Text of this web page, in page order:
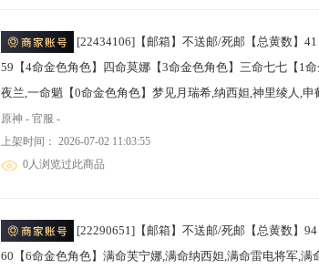
之誓,阿莫斯之弓,天空之卷,天空之脊,天空之刃
59【4命金色角色】四命莫娜【3命金色角色】三命七七【1
夜兰,一命魈【0命金色角色】梦见月瑞希,纳西妲,神里绫人,申
电将军,神里绫华,枫原万叶,甘雨,钟离,迪希雅,刻晴,迪卢克,琴【
翼【2精武器】波乱月白经津,和璞鸢【1精武器】苍耀,裁断,圣
不灭月华,薙草之稻光
原神 - 官服 -
上架时间： 2026-07-02 11:03:55
0人浏览过此商品
60【6命金色角色】满命芙宁娜,满命纳西妲,满命雷电将军,满